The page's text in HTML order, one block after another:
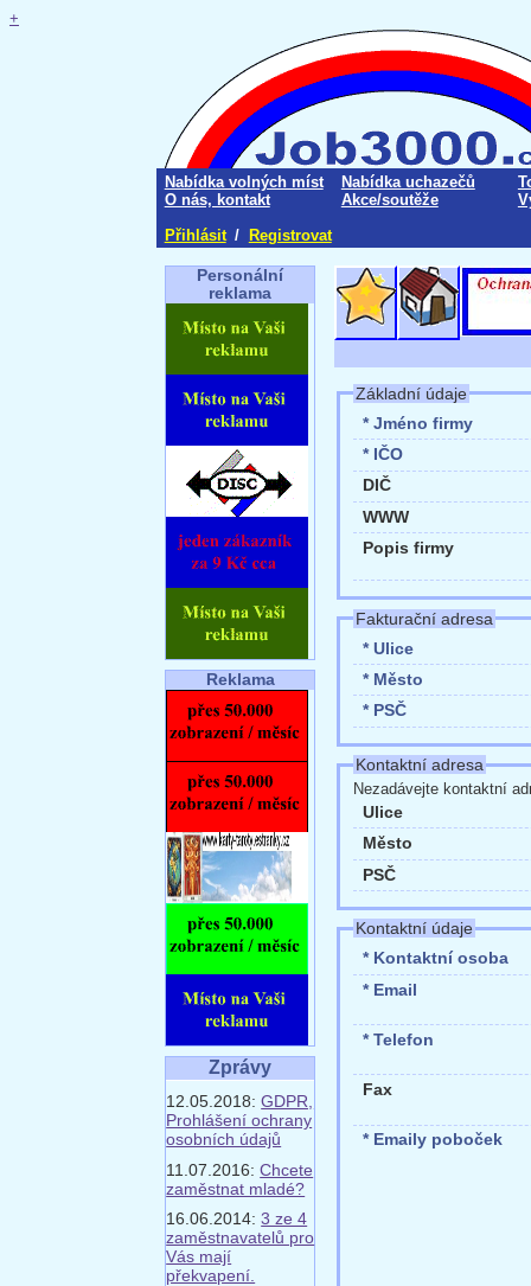
+
Nabídka volných míst Nabídka uchazečů
O nás, kontakt
Akce/soutěže
Přihlásit / Registrovat
Personální
reklama
Reklama
Zprávy
12.05.2018:GDPR,
Prohlášení ochrany
osobních údajů
11.07.2016:Chcete
zaměstnat mladé?
16.06.2014:3 ze 4
zaměstnavatelů pro
Vás mají
překvapení.
Základní údaje
* Jméno firmy
* IČO
DIČ
WWW
Popis firmy
Fakturační adresa
* Ulice
* Město
* PSČ
Kontaktní adresa
Nezadávejte kontaktní
Ulice
Město
PSČ
Kontaktní údaje
* Kontaktní osoba
* Email
* Telefon
Fax
* Emaily poboček